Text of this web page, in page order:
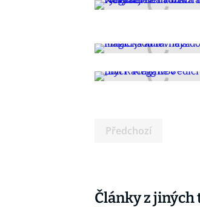
Předchozí
Články z